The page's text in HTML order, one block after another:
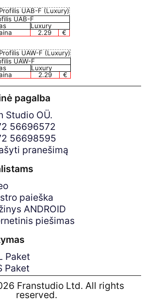
UAB-F
Luxury
2.29 €
UAW-F
Luxury
2.29 €
pagalba
Studio OÜ.
56696572
56698595
pranešimą
paieška
ANDROID
piešimas
Paket
Paket
Franstudio Ltd. All rights
reserved.